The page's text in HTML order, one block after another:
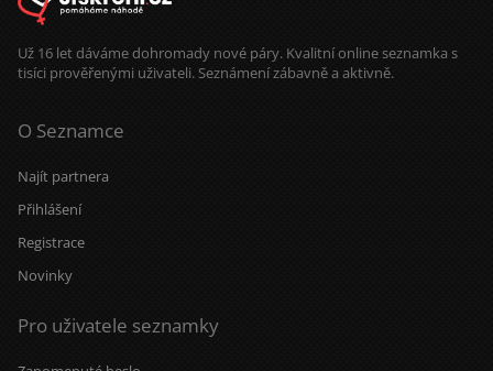
Už 16 let dáváme dohromady nové páry. Kvalitní online seznamka s
tisíci prověřenými uživateli. Seznámení zábavně a aktivně.
O Seznamce
Najít partnera
Přihlášení
Registrace
Novinky
Pro uživatele seznamky